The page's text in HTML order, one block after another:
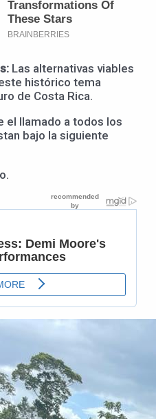
Las alternativas viables
histórico tema
de Costa Rica.
el llamado a todos los
bajo la siguiente